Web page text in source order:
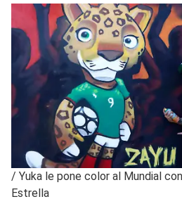
/ Yuka le pone color al Mundial
Estrella